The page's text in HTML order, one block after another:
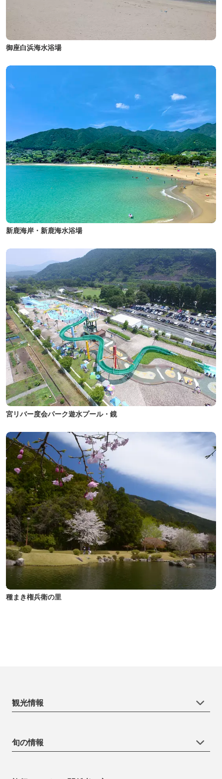
御座白浜海水浴場
新鹿海岸・新鹿海水浴場
宮リバー度会パーク遊水プール・鏡
種まき権兵衛の里
観光情報
旬の情報